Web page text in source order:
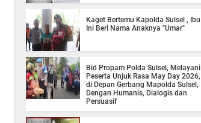
Kaget Bertemu Kapolda Sulsel , Ibu
Ini Beri Nama Anaknya "Umar"
Bid Propam Polda Sulsel, Melayani
Peserta Unjuk Rasa May Day 2026,
di Depan Gerbang Mapolda Sulsel,
Dengan Humanis, Dialogis dan
Persuasif